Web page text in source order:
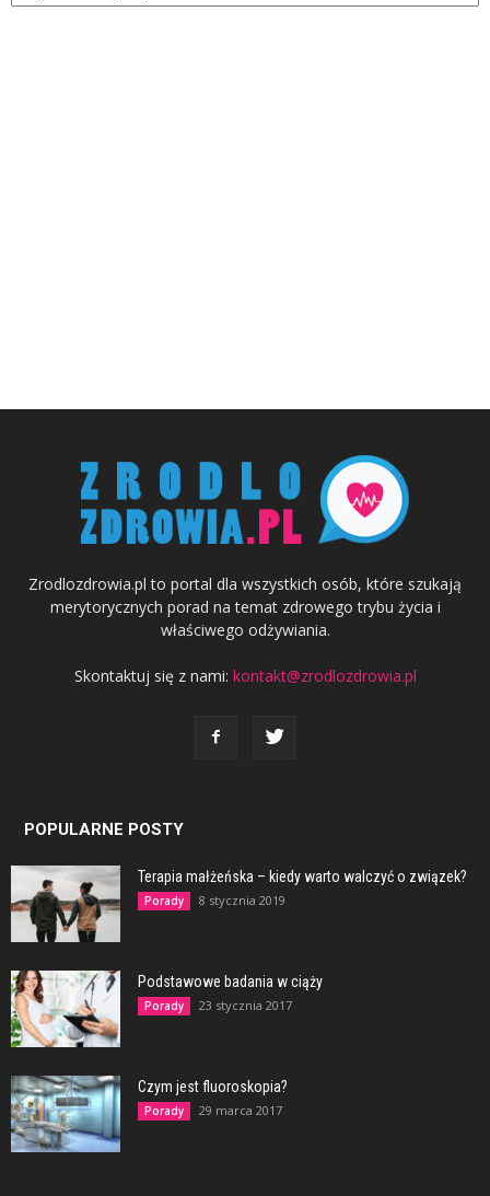
Zrodlozdrowia.pl to portal dla wszystkich osób, które szukają
merytorycznych porad na temat zdrowego trybu życia i
właściwego odżywiania.
Skontaktuj się z nami: kontakt@zrodlozdrowia.pl
POPULARNE POSTY
Terapia małżeńska – kiedy warto walczyć o związek?
Porady 8 stycznia 2019
Podstawowe badania w ciąży
Porady 23 stycznia 2017
Czym jest fluoroskopia?
Porady 29 marca 2017